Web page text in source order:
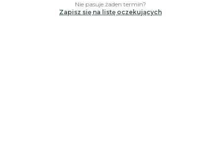
Nie pasuje żaden termin?
Zapisz się na listę oczekujących